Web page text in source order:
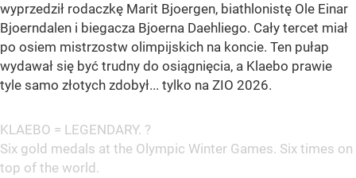
wyprzedził rodaczkę Marit Bjoergen, biathlonistę Ole Einar
Bjoerndalen i biegacza Bjoerna Daehliego. Cały tercet miał
po osiem mistrzostw olimpijskich na koncie. Ten pułap
wydawał się być trudny do osiągnięcia, a Klaebo prawie
tyle samo złotych zdobył... tylko na ZIO 2026.
KLAEBO = LEGENDARY. ?
Six gold medals at the Olympic Winter Games. Six times on
top of the world.